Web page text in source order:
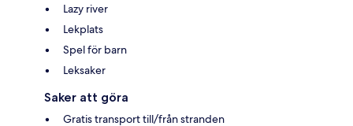
Lazy river
Lekplats
Spel för barn
Leksaker
Saker att göra
Gratis transport till/från stranden